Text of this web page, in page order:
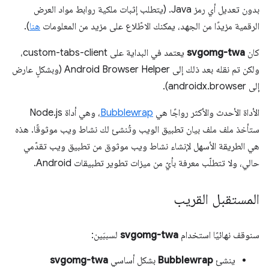
بدون تعديل أي رمز Java. (يتطلب إثبات ملكية روابط مواد العرض
الرقمية مزيدًا من الجهد، يمكنك الاطّلاع على مزيد من المعلومات هنا).
كان svgomg-twa
يعتمد في البداية على custom-tabs-client،
ولكن تم نقله بعد ذلك إلى Android Browser Helper (وبشكلٍ عارض
إلى androidx.browser).
الأداة الأحدث والأكثر رواجًا هي Bubblewrap
، وهي أداة Node.js
ستأخذ ملف ملف بيان تطبيق الويب وتُنشئ لك نشاط ويب موثوقًا. هذه
هي الطريقة الأسهل لإنشاء نشاط ويب موثوق من تطبيق ويب تقدّمي
حالي، ولا تتطلّب معرفة بأيّ من ميزات تطوير تطبيقات Android.
المستقبل القريب
سنوقف نهائيًا استخدام svgomg-twa لسببَين:
ينشئ Bubblewrap بشكل أساسي svgomg-twa